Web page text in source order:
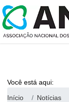
Você está aqui:
Início
Notícias